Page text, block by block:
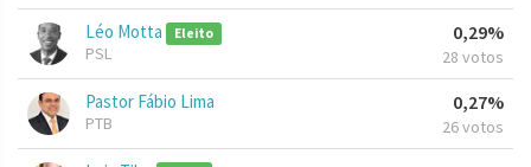
Léo Motta Eleito
PSL
0,29%
28 votos
Pastor Fábio Lima
PTB
0,27%
26 votos